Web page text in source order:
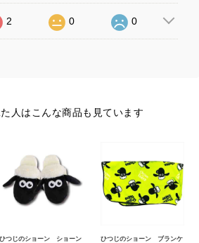
2 0 0
人はこんな商品も見ています
ひつじのショーン ショーン
ひつじのショーン ブランケ